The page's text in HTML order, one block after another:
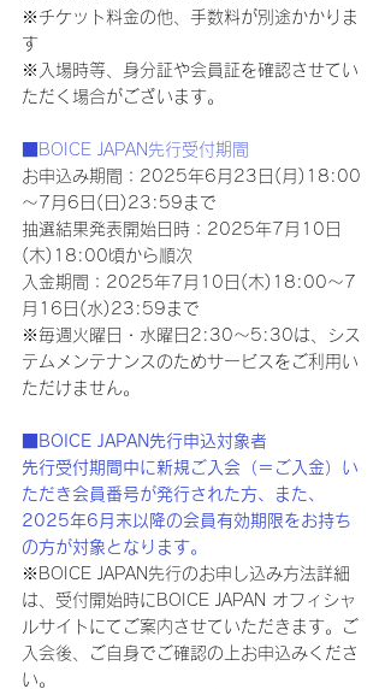
※チケット料金の他、手数料が別途かかりま
す
※入場時等、身分証や会員証を確認させてい
ただく場合がございます。
■BOICE JAPAN先行受付期間
お申込み期間：2025年6月23日(月)18:00
～7月6日(日)23:59まで
抽選結果発表開始日時：2025年7月10日
(木)18:00頃から順次
入金期間：2025年7月10日(木)18:00～7
月16日(水)23:59まで
※毎週火曜日・水曜日2:30〜5:30は、シス
テムメンテナンスのためサービスをご利用い
ただけません。
■BOICE JAPAN先行申込対象者
先行受付期間中に新規ご入会（＝ご入金）い
ただき会員番号が発行された方、また、
2025年6月末以降の会員有効期限をお持ち
の方が対象となります。
※BOICE JAPAN先行のお申し込み方法詳細
は、受付開始時にBOICE JAPAN オフィシャ
ルサイトにてご案内させていただきます。ご
入会後、ご自身でご確認の上お申込みくださ
い。